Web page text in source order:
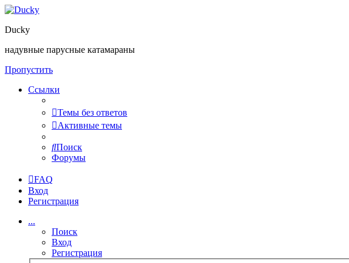
Ducky
надувные парусные катамараны
Пропустить
Ссылки
Темы без ответов
Активные темы
Поиск
Форумы
FAQ
Вход
Регистрация
...
Поиск
Вход
Регистрация